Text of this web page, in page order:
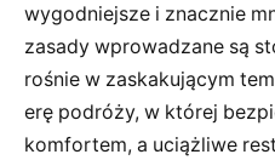
wygodniejsze i znacznie
zasady wprowadzane są
rośnie w zaskakującym
erę podróży, w której
komfortem, a uciążliwe